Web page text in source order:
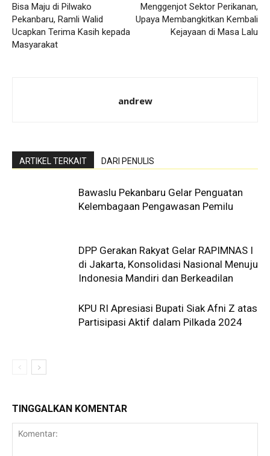
Bisa Maju di Pilwako
Pekanbaru, Ramli Walid
Ucapkan Terima Kasih kepada
Masyarakat
Menggenjot Sektor Perikanan,
Upaya Membangkitkan Kembali
Kejayaan di Masa Lalu
andrew
ARTIKEL TERKAIT DARI PENULIS
Bawaslu Pekanbaru Gelar Penguatan
Kelembagaan Pengawasan Pemilu
DPP Gerakan Rakyat Gelar RAPIMNAS I
di Jakarta, Konsolidasi Nasional Menuju
Indonesia Mandiri dan Berkeadilan
KPU RI Apresiasi Bupati Siak Afni Z atas
Partisipasi Aktif dalam Pilkada 2024
TINGGALKAN KOMENTAR